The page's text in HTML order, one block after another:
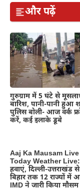
और पढ़ें
गुरुग्राम में 5 घंटे से
बारिश, पानी-पानी हुआ
पुलिस बोली- आज वर्क
करें, कई इलाके डूबे
Aaj Ka Mausam Live |
Today Weather
हवाएं, दिल्ली-उत्तराखंड
बिहार तक 12 राज्यों
IMD ने जारी किया